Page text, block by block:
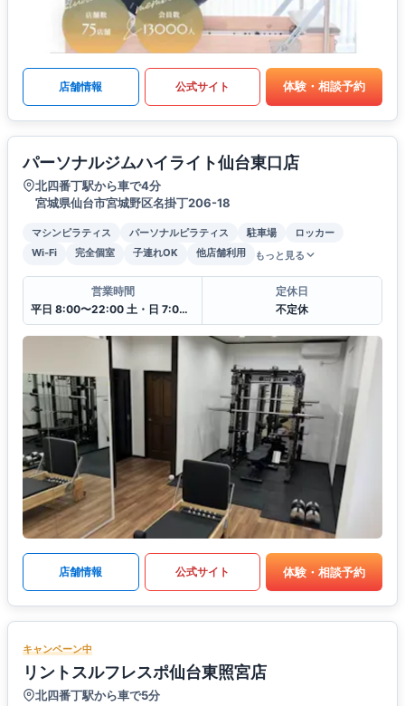
店舗情報 公式サイト 体験・相談予約
パーソナルジムハイライト仙台東口店
北四番丁駅から車で4分
宮城県仙台市宮城野区名掛丁206-18
マシンピラティス パーソナルピラティス 駐車場
ロッカー
Wi-Fi
完全個室 子連れOK 他店舗利用 もっと見る
営業時間
平日 8:00〜22:00 土・日 7:00〜21:00
定休日
不定休
店舗情報 公式サイト 体験・相談予約
キャンペーン中
リントスルフレスポ仙台東照宮店
北四番丁駅から車で5分